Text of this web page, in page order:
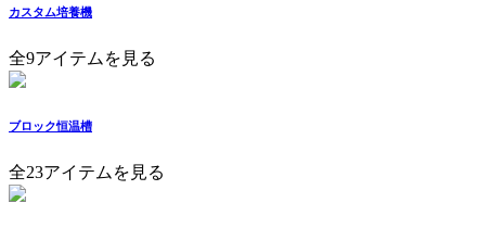
カスタム培養機
全9アイテムを見る
ブロック恒温槽
全23アイテムを見る